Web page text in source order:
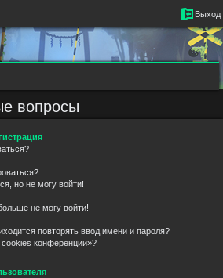
Выход
вопросы
но не могу войти!
не могу войти!
повторять ввод имени и пароля?
конференции»?